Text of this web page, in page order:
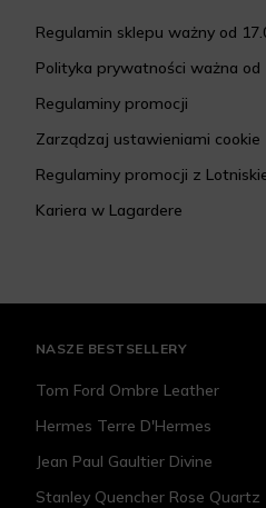
Regulamin sklepu ważny od
Polityka prywatności ważna od
Regulaminy promocji
Zarządzaj ustawieniami cookie
Regulaminy promocji z
Kariera w Lagardere
NASZE BESTSELLERY
Tom Ford Ombre Leather
Hermes Terre D'Hermes
Jean Paul Gaultier Divine
Stanley Quencher Rose Quartz